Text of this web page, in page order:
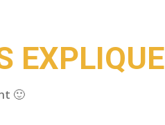
EXPLIQUE
🙂